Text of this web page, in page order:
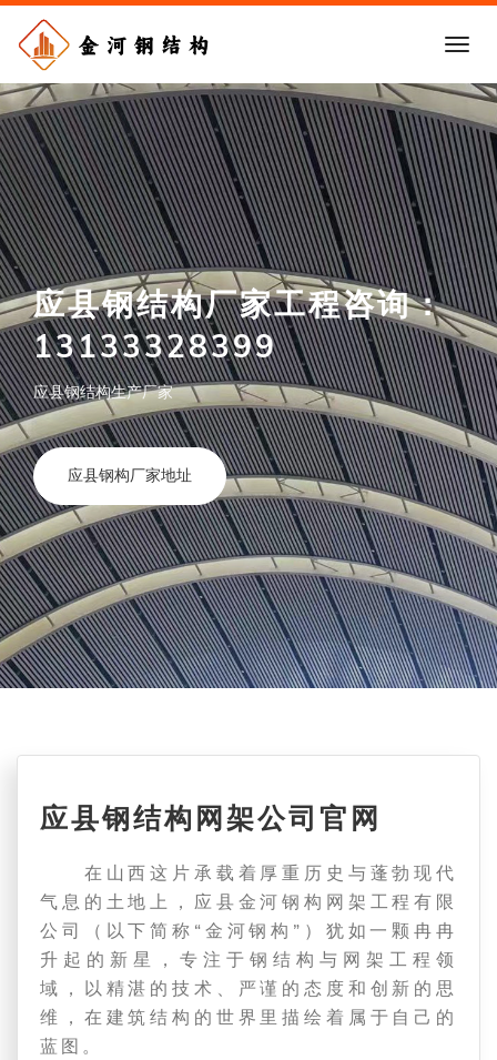
应县钢结构厂家工程咨询：
13133328399
应县钢结构生产厂家
应县钢构厂家地址
应县钢结构加工厂家：
13133328399
应县钢构厂家报价合理
查看应县钢构详情
应县钢结构网架公司官网
在山西这片承载着厚重历史与蓬勃现代
气息的土地上，应县金河钢构网架工程有限
公司（以下简称“金河钢构”）犹如一颗冉冉
升起的新星，专注于钢结构与网架工程领
域，以精湛的技术、严谨的态度和创新的思
维，在建筑结构的世界里描绘着属于自己的
蓝图。